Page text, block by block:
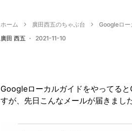
ホーム 廣田西五のちゃぶ台
Googleロー
廣田 西五
2021-11-10
Googleローカルガイドをやってる
すが、先日こんなメールが届きました